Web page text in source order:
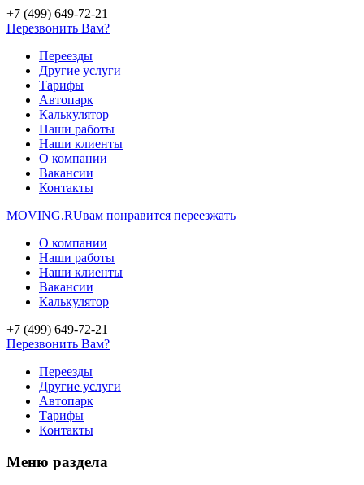
+7 (499) 649-72-21
Перезвонить Вам?
Переезды
Другие услуги
Тарифы
Автопарк
Калькулятор
Наши работы
Наши клиенты
О компании
Вакансии
Контакты
MOVING.RUвам понравится переезжать
О компании
Наши работы
Наши клиенты
Вакансии
Калькулятор
+7 (499) 649-72-21
Перезвонить Вам?
Переезды
Другие услуги
Автопарк
Тарифы
Контакты
Меню раздела